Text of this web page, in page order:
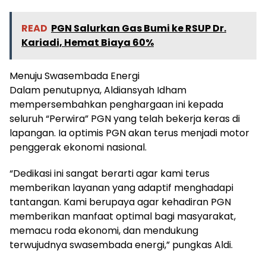
READ PGN Salurkan Gas Bumi ke RSUP Dr.
Kariadi, Hemat Biaya 60%
Menuju Swasembada Energi
Dalam penutupnya, Aldiansyah Idham
mempersembahkan penghargaan ini kepada
seluruh “Perwira” PGN yang telah bekerja keras di
lapangan. Ia optimis PGN akan terus menjadi motor
penggerak ekonomi nasional.
“Dedikasi ini sangat berarti agar kami terus
memberikan layanan yang adaptif menghadapi
tantangan. Kami berupaya agar kehadiran PGN
memberikan manfaat optimal bagi masyarakat,
memacu roda ekonomi, dan mendukung
terwujudnya swasembada energi,” pungkas Aldi.